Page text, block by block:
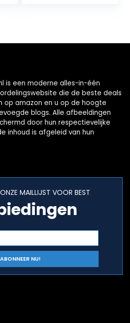
is een moderne alles-in-één
die de beste deals
op amazon en u op de hoogte
blogs. Alle afbeeldingen
door hun respectievelijke
inhoud is afgeleid van hun
MAILLIJST VOOR BEST